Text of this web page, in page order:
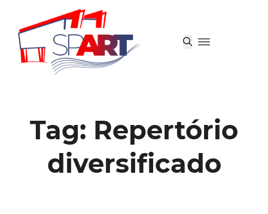
Tag: Repertório
diversificado